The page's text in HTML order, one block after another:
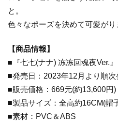
と。
色々なポーズを決めて可愛がり
【商品情報】
■『七七(ナナ) 冻冻回魂夜Ver.
■発売日：2023年12月より順次
■販売価格：669元(約13,600円)
■製品サイズ：全高約16CM(帽
■素材：PVC＆ABS